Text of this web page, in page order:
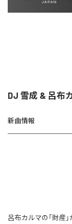
DJ 雪成 & 呂布
新曲情報
呂布カルマの「財産